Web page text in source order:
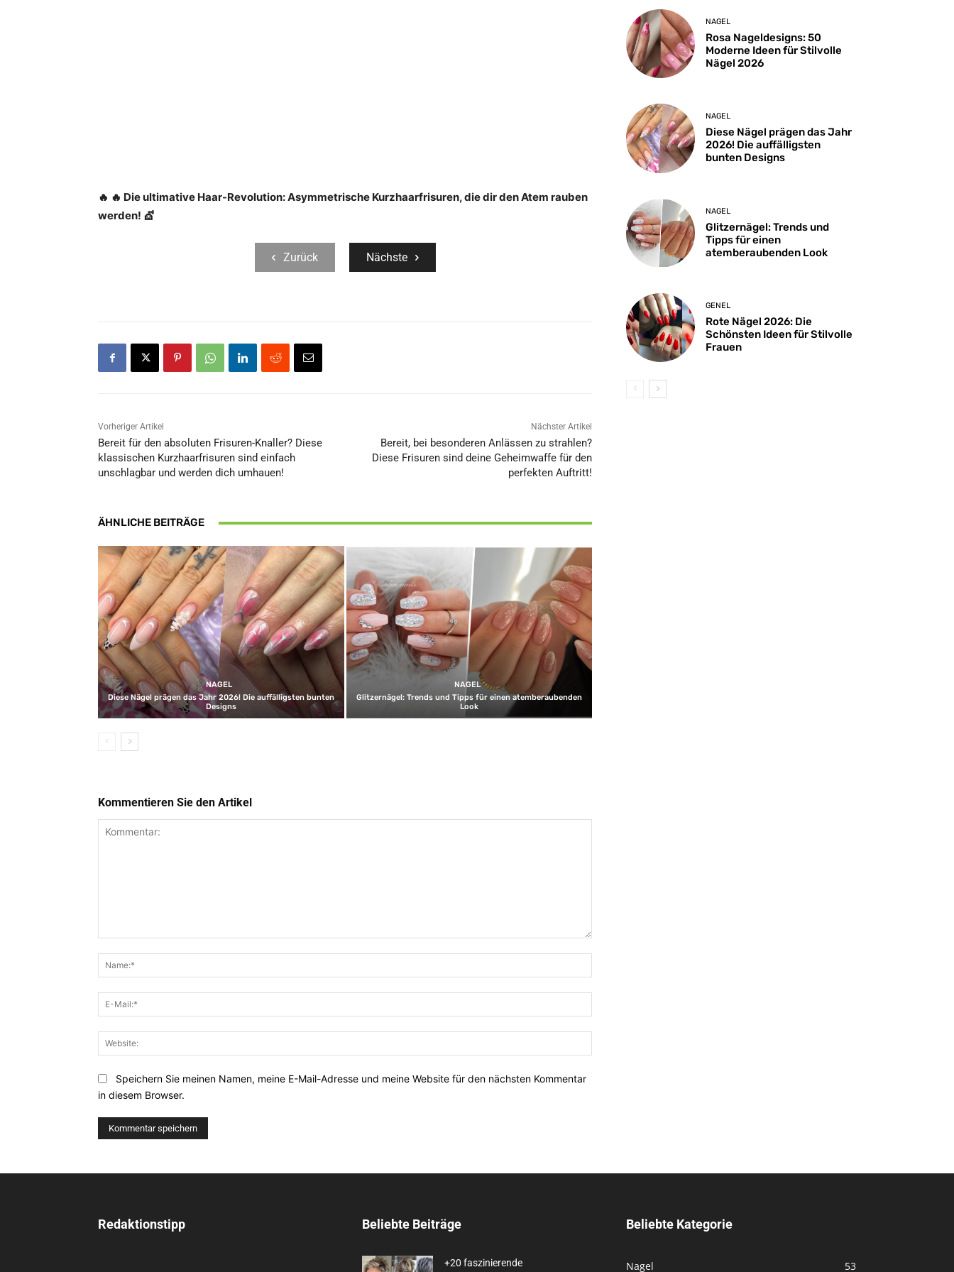
🔥 🔥 Die ultimative Haar-Revolution: Asymmetrische Kurzhaarfrisuren, die dir den Atem rauben
werden! 💇‍
Zurück Nächste
Vorheriger Artikel
Bereit für den absoluten Frisuren-Knaller? Diese
klassischen Kurzhaarfrisuren sind einfach
unschlagbar und werden dich umhauen!
Nächster Artikel
Bereit, bei besonderen Anlässen zu strahlen?
Diese Frisuren sind deine Geheimwaffe für den
perfekten Auftritt!
ÄHNLICHE BEITRÄGE
NAGEL
Diese Nägel prägen das Jahr 2026! Die auffälligsten bunten
Designs
NAGEL
Glitzernägel: Trends und Tipps für einen atemberaubenden
Look
Kommentieren Sie den Artikel
Mail:*
Speichern Sie meinen Namen, meine E-Mail-Adresse und meine Website für den nächsten Kommentar
in diesem Browser.
NAGEL
Rosa Nageldesigns: 50
Moderne Ideen für Stilvolle
Nägel 2026
NAGEL
Diese Nägel prägen das Jahr
2026! Die auffälligsten
bunten Designs
NAGEL
Glitzernägel: Trends und
Tipps für einen
atemberaubenden Look
GENEL
Rote Nägel 2026: Die
Schönsten Ideen für Stilvolle
Frauen
Redaktionstipp Beliebte Beiträge
+20 faszinierende
Beliebte Kategorie
Nagel 53